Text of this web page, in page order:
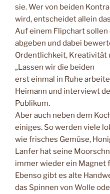
sie. Wer von beiden
wird, entscheidet allein
Auf einem Flipchart
abgeben und dabei
Ordentlichkeit, Kreativität
„Lassen wir die beiden
erst einmal in Ruhe
Heimann und interviewt
Publikum.
Aber auch neben dem
einiges. So werden viele
wie frisches Gemüse,
Lanfer hat seine
immer wieder ein Magnet
Ebenso gibt es alte
das Spinnen von Wolle